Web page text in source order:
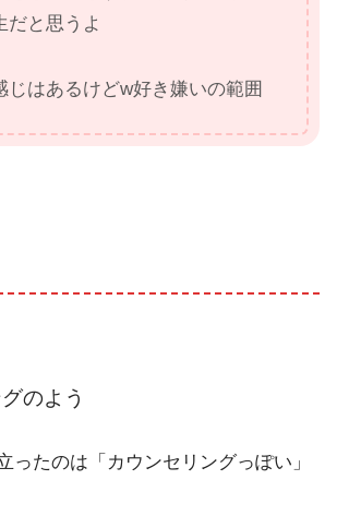
だと思うよ
じはあるけどw好き嫌いの範囲
のよう
ったのは「カウンセリングっぽい」